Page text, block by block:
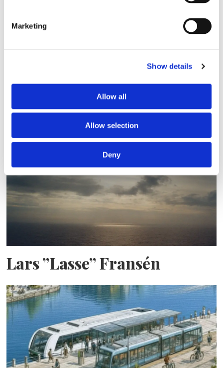
Marketing
Show details
Allow all
Allow selection
Deny
Sirius tar leverans av
Lars ”Lasse” Fransén